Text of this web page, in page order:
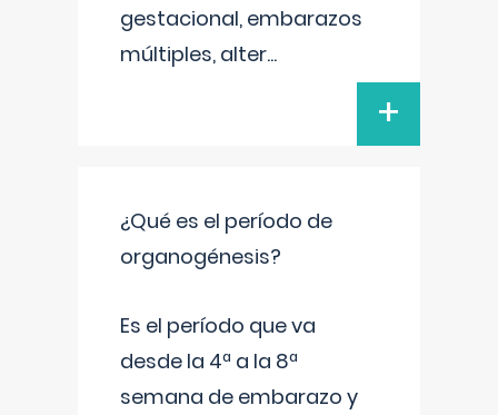
gestacional, embarazos
múltiples, alter...
+
¿Qué es el período de
organogénesis?
Es el período que va
desde la 4ª a la 8ª
semana de embarazo y